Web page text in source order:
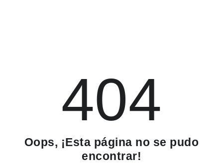
404
Oops, ¡Esta página no se pudo
encontrar!